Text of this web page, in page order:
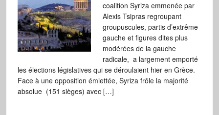
coalition Syriza emmenée par
Alexis Tsipras regroupant
groupuscules, partis d’extrême
gauche et figures dites plus
modérées de la gauche
radicale, a largement emporté
les élections législatives qui se déroulaient hier en Grèce.
Face à une opposition émiettée, Syriza frôle la majorité
absolue (151 sièges) avec […]